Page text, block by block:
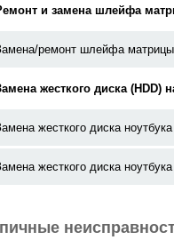
и замена шлейфа
ремонт шлейфа матрицы
жесткого диска (HDD)
жесткого диска
жесткого диска